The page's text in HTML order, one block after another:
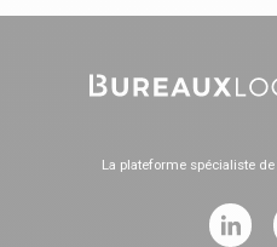
La plateforme spécialiste